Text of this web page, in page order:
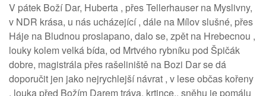
V pátek Boží Dar, Huberta , přes Tellerhauser na Myslivny,
v NDR krása, u nás ucházející , dále na Mílov slušné, přes
Háje na Bludnou proslapano, dalo se, zpět na Hrebecnou ,
louky kolem velká bída, od Mrtvého rybníku pod Špičák
dobre, magistrála přes rašeliniště na Bozi Dar se dá
doporučit jen jako nejrychlejší návrat , v lese občas kořeny
, louka před Božím Darem tráva, krtince.. sněhu je pomálu